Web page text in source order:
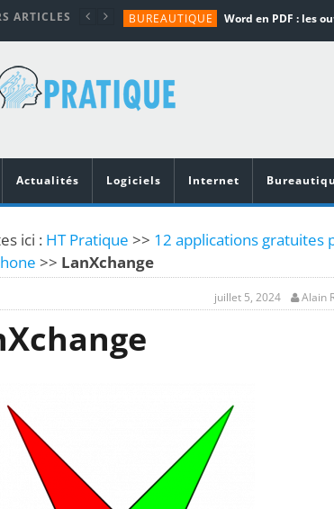
ARTICLES BUREAUTIQUE
TUTORIALS
MATÉRIEL
Actualités Logiciels Internet
ici : HT Pratique >> 12 applications gratuites
>> LanXchange
juillet 5, 2024 Alain